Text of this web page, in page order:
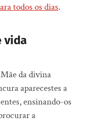
todos os dias.
vida
da divina
aparecestes a
ensinando-os
a